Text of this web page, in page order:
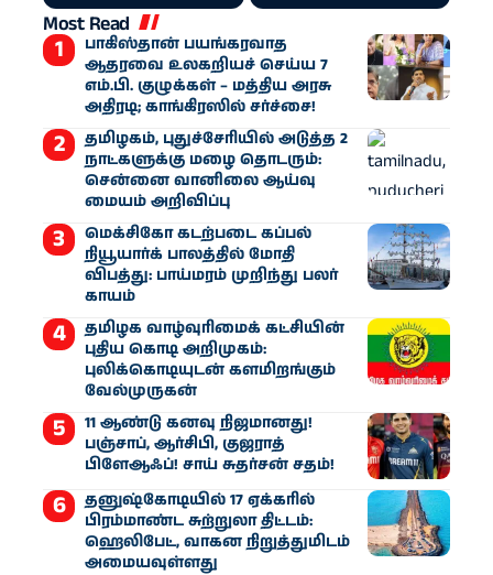
Most Read
பாகிஸ்தான் பயங்கரவாத
ஆதரவை உலகறியச் செய்ய 7
எம்.பி. குழுக்கள் – மத்திய அரசு
அதிரடி; காங்கிரஸில் சர்ச்சை!
தமிழகம், புதுச்சேரியில் அடுத்த 2
நாட்களுக்கு மழை தொடரும்:
சென்னை வானிலை ஆய்வு
மையம் அறிவிப்பு
மெக்சிகோ கடற்படை கப்பல்
நியூயார்க் பாலத்தில் மோதி
விபத்து: பாய்மரம் முறிந்து பலர்
காயம்
தமிழக வாழ்வுரிமைக் கட்சியின்
புதிய கொடி அறிமுகம்:
புலிக்கொடியுடன் களமிறங்கும்
வேல்முருகன்
11 ஆண்டு கனவு நிஜமானது!
பஞ்சாப், ஆர்சிபி, குஜராத்
பிளேஆஃப்! சாய் சுதர்சன் சதம்!
தனுஷ்கோடியில் 17 ஏக்கரில்
பிரம்மாண்ட சுற்றுலா திட்டம்:
ஹெலிபேட், வாகன நிறுத்துமிடம்
அமையவுள்ளது